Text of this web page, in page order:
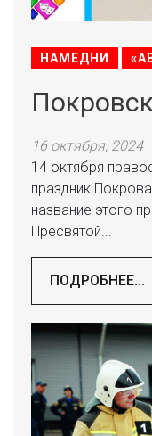
НАМЕДНИ
16 октября, 2024
14 октября
праздник
название этого
Пресвятой...
ПОДРОБНЕЕ...